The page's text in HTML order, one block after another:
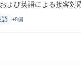
よび英語による接客対
語 +8個